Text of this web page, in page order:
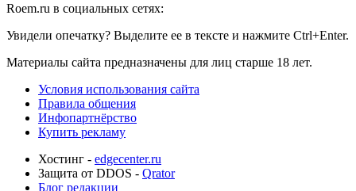
Roem.ru в социальных сетях:
Увидели опечатку? Выделите ее в тексте и нажмите Ctrl+Enter.
Материалы сайта предназначены для лиц старше 18 лет.
Условия использования сайта
Правила общения
Инфопартнёрство
Купить рекламу
Хостинг - edgecenter.ru
Защита от DDOS - Qrator
Блог редакции